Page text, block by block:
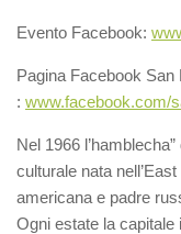
Evento Facebook:
Pagina Facebook San
: www.facebook.com/
Nel 1966
culturale nata
americana e padre
Ogni estate la capitale